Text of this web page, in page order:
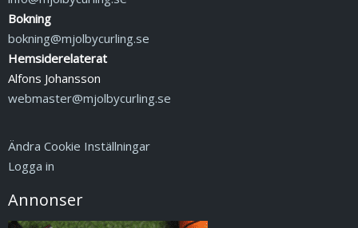
Bokning
bokning@mjolbycurling.se
Hemsiderelaterat
Alfons Johansson
webmaster@mjolbycurling.se
Ändra Cookie Inställningar
Logga in
Annonser